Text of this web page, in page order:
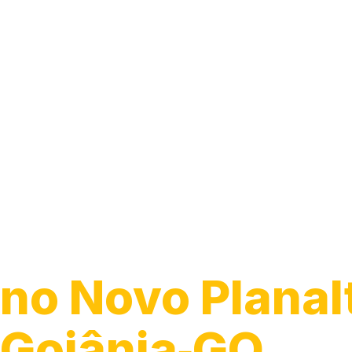
no Novo